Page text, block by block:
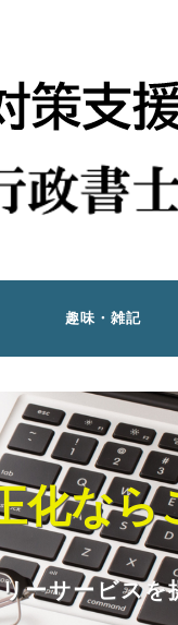
趣味・雑記
化なら
ーサービス